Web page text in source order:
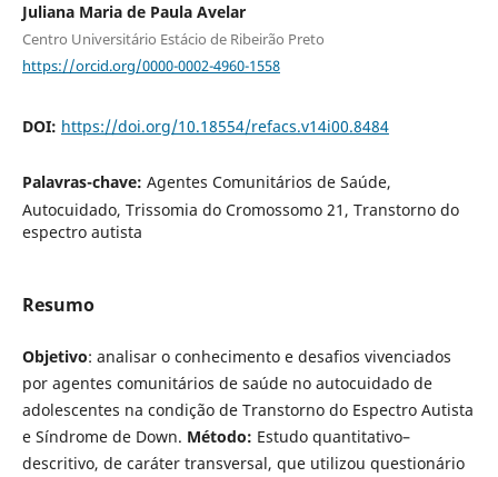
Juliana Maria de Paula Avelar
Centro Universitário Estácio de Ribeirão Preto
https://orcid.org/0000-0002-4960-1558
DOI: https://doi.org/10.18554/refacs.v14i00.8484
Palavras-chave: Agentes Comunitários de Saúde,
Autocuidado, Trissomia do Cromossomo 21, Transtorno do
espectro autista
Resumo
Objetivo: analisar o conhecimento e desafios vivenciados
por agentes comunitários de saúde no autocuidado de
adolescentes na condição de Transtorno do Espectro Autista
e Síndrome de Down. Método: Estudo quantitativo–
descritivo, de caráter transversal, que utilizou questionário